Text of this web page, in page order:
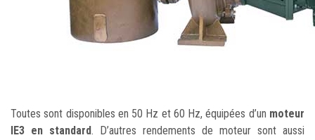
Toutes sont disponibles en 50 Hz et 60 Hz, équipées d’un moteur
IE3 en standard. D’autres rendements de moteur sont aussi